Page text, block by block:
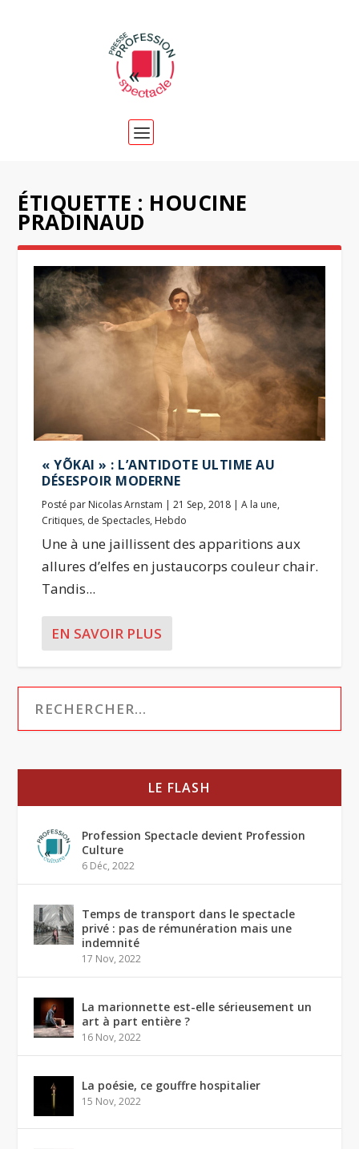
ÉTIQUETTE : HOUCINE
PRADINAUD
« YÕKAI » : L’ANTIDOTE ULTIME AU
DÉSESPOIR MODERNE
Posté par Nicolas Arnstam |21 Sep, 2018 |A la une,
Critiques, de Spectacles, Hebdo
Une à une jaillissent des apparitions aux
allures d’elfes en justaucorps couleur chair.
Tandis...
EN SAVOIR PLUS
LE FLASH
Profession Spectacle devient Profession
Culture
6 Déc, 2022
Temps de transport dans le spectacle
privé : pas de rémunération mais une
indemnité
17 Nov, 2022
La marionnette est-elle sérieusement un
art à part entière ?
16 Nov, 2022
La poésie, ce gouffre hospitalier
15 Nov, 2022